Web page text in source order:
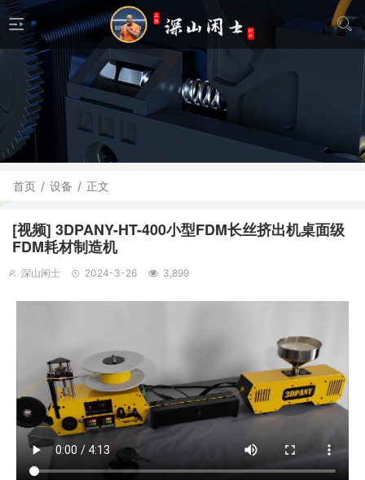
首页 / 设备 / 正文
[视频] 3DPANY-HT-400小型FDM长丝挤出机桌面级
FDM耗材制造机
深山闲士 2024-3-26 3,899